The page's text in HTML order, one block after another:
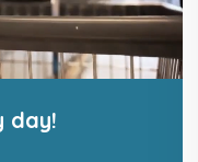
day!